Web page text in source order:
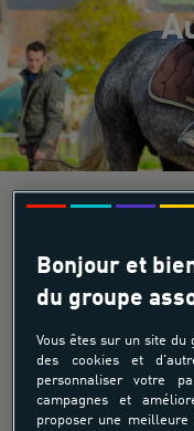
Bonjour et
du groupe
Vous êtes sur un site du
des cookies et
personnaliser votre
campagnes et
proposer une meilleure